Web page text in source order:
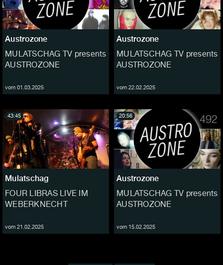
Austrozone
MULATSCHAG TV presents
AUSTROZONE
vom 01.03.2025
Austrozone
MULATSCHAG TV presents
AUSTROZONE
vom 22.02.2025
Mulatschag
FOUR LIBRAS LIVE IM
WEBERKNECHT
vom 21.02.2025
43:45
Austrozone
MULATSCHAG TV presents
AUSTROZONE
vom 15.02.2025
20:56